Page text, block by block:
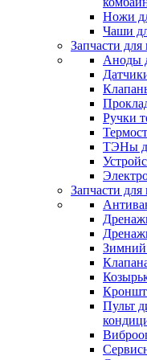
Ножи
Чаши
Запчасти для
Аноды
Ручки
ТЭНы
Запчасти
Зимний
Пульт